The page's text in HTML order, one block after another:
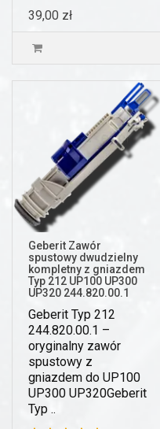
39,00 zł
Geberit Zawór
spustowy dwudzielny
kompletny z gniazdem
Typ 212 UP100 UP300
UP320 244.820.00.1
Geberit Typ 212
244.820.00.1 –
oryginalny zawór
spustowy z
gniazdem do UP100
UP300 UP320Geberit
Typ ..